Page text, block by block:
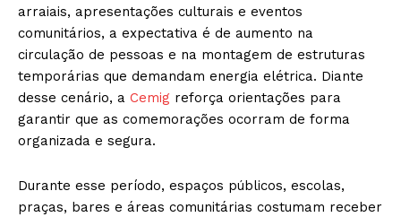
arraiais, apresentações culturais e eventos
comunitários, a expectativa é de aumento na
circulação de pessoas e na montagem de estruturas
temporárias que demandam energia elétrica. Diante
desse cenário, a Cemig reforça orientações para
garantir que as comemorações ocorram de forma
organizada e segura.
Durante esse período, espaços públicos, escolas,
praças, bares e áreas comunitárias costumam receber